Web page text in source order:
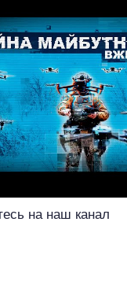
на наш канал